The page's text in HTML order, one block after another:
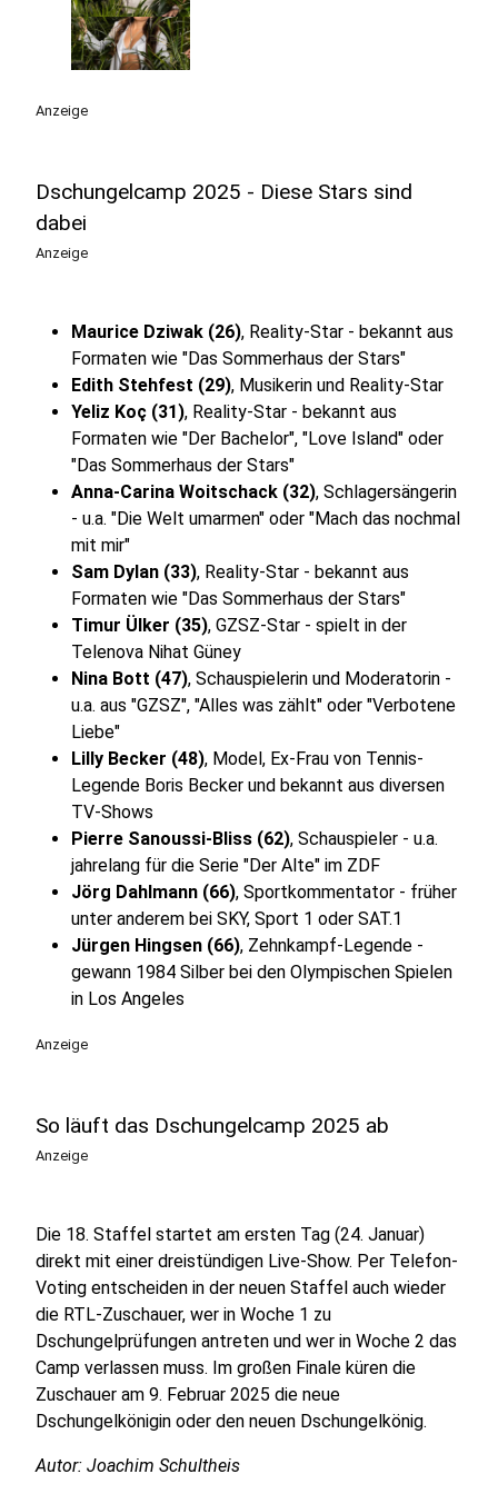
Anzeige
Dschungelcamp 2025 - Diese Stars sind
dabei
Anzeige
Maurice Dziwak (26), Reality-Star - bekannt aus
Formaten wie "Das Sommerhaus der Stars"
Edith Stehfest (29), Musikerin und Reality-Star
Yeliz Koç (31), Reality-Star - bekannt aus
Formaten wie "Der Bachelor", "Love Island" oder
"Das Sommerhaus der Stars"
Anna-Carina Woitschack (32), Schlagersängerin
- u.a. "Die Welt umarmen" oder "Mach das nochmal
mit mir"
Sam Dylan (33), Reality-Star - bekannt aus
Formaten wie "Das Sommerhaus der Stars"
Timur Ülker (35), GZSZ-Star - spielt in der
Telenova Nihat Güney
Nina Bott (47), Schauspielerin und Moderatorin -
u.a. aus "GZSZ", "Alles was zählt" oder "Verbotene
Liebe"
Lilly Becker (48), Model, Ex-Frau von Tennis-
Legende Boris Becker und bekannt aus diversen
TV-Shows
Pierre Sanoussi-Bliss (62), Schauspieler - u.a.
jahrelang für die Serie "Der Alte" im ZDF
Jörg Dahlmann (66), Sportkommentator - früher
unter anderem bei SKY, Sport 1 oder SAT.1
Jürgen Hingsen (66), Zehnkampf-Legende -
gewann 1984 Silber bei den Olympischen Spielen
in Los Angeles
Anzeige
So läuft das Dschungelcamp 2025 ab
Anzeige
Die 18. Staffel startet am ersten Tag (24. Januar)
direkt mit einer dreistündigen Live-Show. Per Telefon-
Voting entscheiden in der neuen Staffel auch wieder
die RTL-Zuschauer, wer in Woche 1 zu
Dschungelprüfungen antreten und wer in Woche 2 das
Camp verlassen muss. Im großen Finale küren die
Zuschauer am 9. Februar 2025 die neue
Dschungelkönigin oder den neuen Dschungelkönig.
Autor: Joachim Schultheis